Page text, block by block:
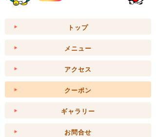
トップ
メニュー
アクセス
クーポン
ギャラリー
お問合せ